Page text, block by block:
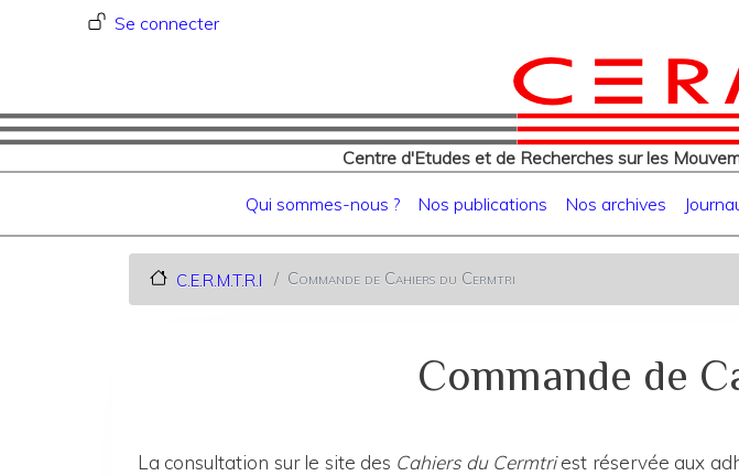
Menu du compte de l'utilisateur
Se connecter
Centre d'Etudes et de Recherches sur les
Navigation principale
Qui sommes-nous ? Nos publications Nos archives
C.E.R.M.T.R.I Commande de Cahiers du Cermtri
Commande de
La consultation sur le site des Cahiers du Cermtriest réservée aux